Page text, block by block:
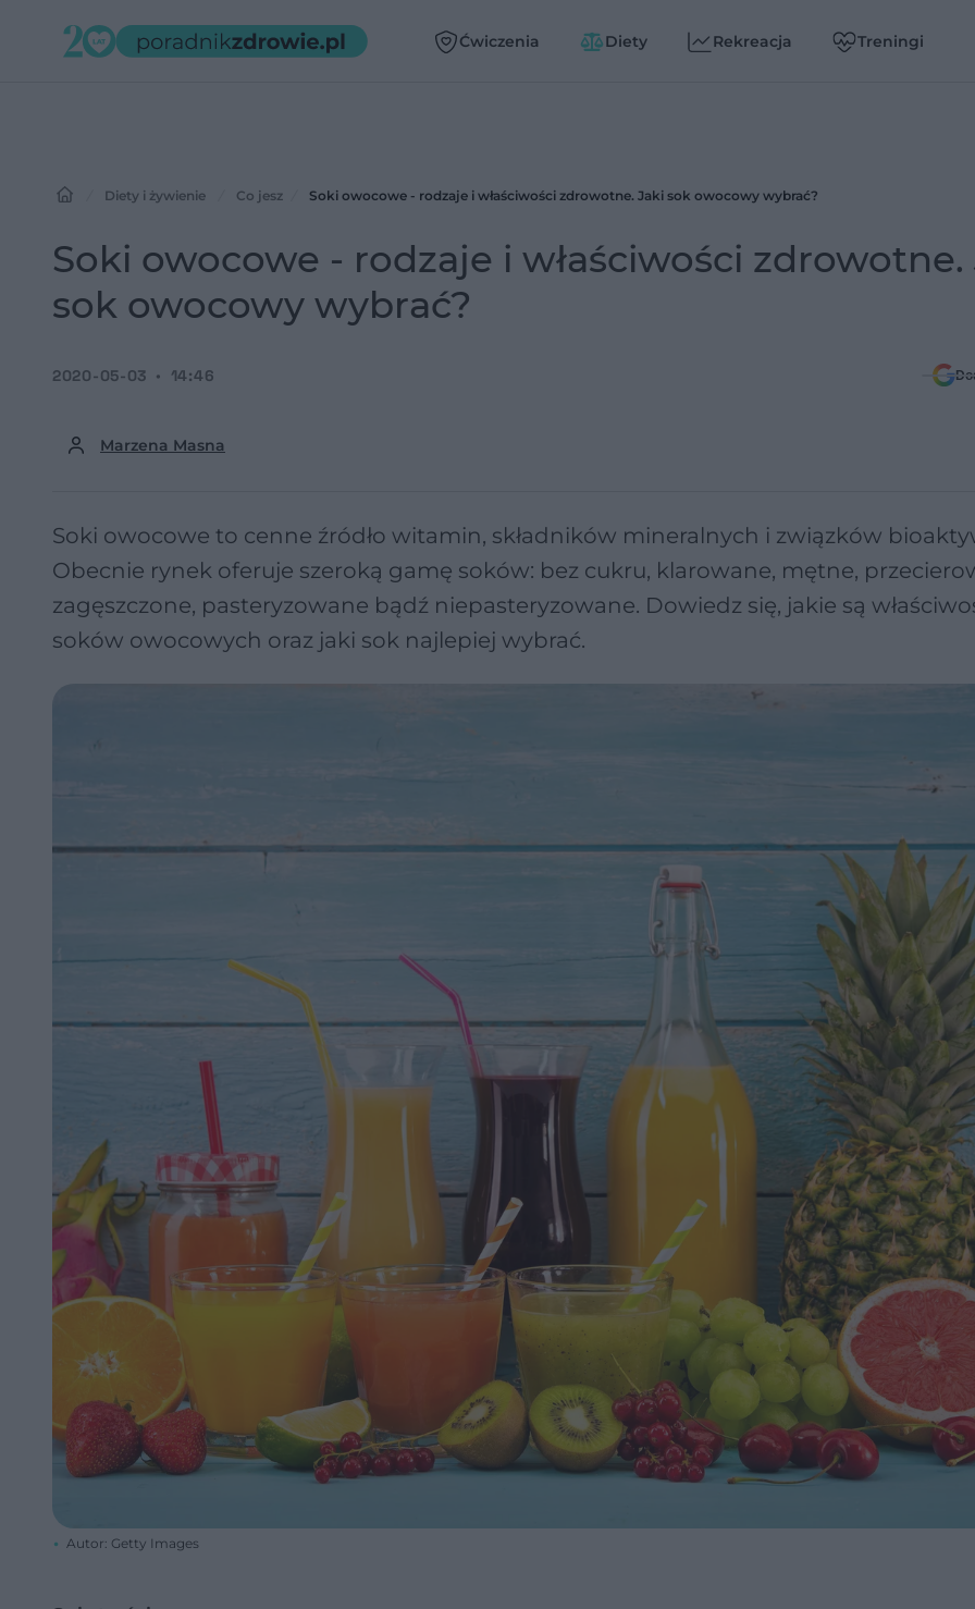
Ćwiczenia Diety Rekreacja Treningi
Diety i żywienie Co jesz Soki owocowe - rodzaje i właściwości zdrowotne. Jaki sok owocowy wybrać?
Soki owocowe - rodzaje i właściwości zdrowotne.
sok owocowy wybrać?
Marzena Masna
2020-05-03 14:46
Soki owocowe to cenne źródło witamin, składników mineralnych i związków
Obecnie rynek oferuje szeroką gamę soków: bez cukru, klarowane, mętne,
zagęszczone, pasteryzowane bądź niepasteryzowane. Dowiedz się, jakie są
soków owocowych oraz jaki sok najlepiej wybrać.
Autor: Getty Images